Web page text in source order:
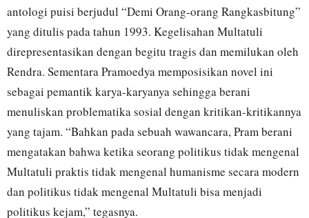
antologi puisi berjudul “Demi Orang-orang Rangkasbitung”
yang ditulis pada tahun 1993. Kegelisahan Multatuli
direpresentasikan dengan begitu tragis dan memilukan oleh
Rendra. Sementara Pramoedya memposisikan novel ini
sebagai pemantik karya-karyanya sehingga berani
menuliskan problematika sosial dengan kritikan-kritikannya
yang tajam. “Bahkan pada sebuah wawancara, Pram berani
mengatakan bahwa ketika seorang politikus tidak mengenal
Multatuli praktis tidak mengenal humanisme secara modern
dan politikus tidak mengenal Multatuli bisa menjadi
politikus kejam,” tegasnya.